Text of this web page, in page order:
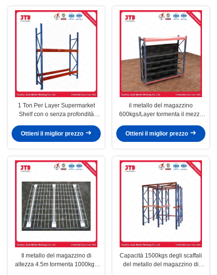
1 Ton Per Layer Supermarket
Shelf con o senza profondità
Ottieni il miglior prezzo
il metallo del magazzino
600kgs/Layer tormenta il mezzo
Ottieni il miglior prezzo
Il metallo del magazzino di
altezza 4.5m tormenta 1000kgs
Capacità 1500kgs degli scaffali
del metallo del magazzino di